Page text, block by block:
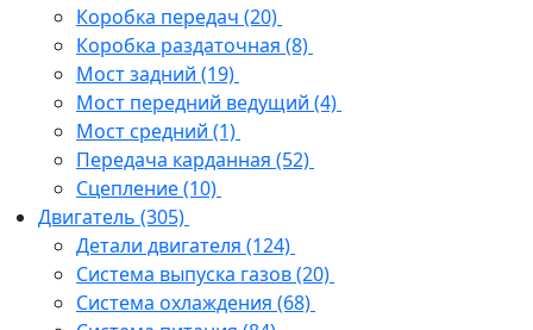
Коробка передач (20)
Коробка раздаточная (8)
Мост задний (19)
Мост передний ведущий (4)
Мост средний (1)
Передача карданная (52)
Сцепление(10)
Двигатель (305)
Детали двигателя (124)
Система выпуска газов(20)
Система охлаждения (68)